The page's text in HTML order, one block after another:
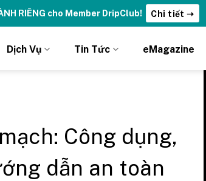
RIÊNG cho Member DripClub! Chi tiết ➝
Dịch Vụ Tin Tức eMagazine
Công dụng,
dẫn an toàn